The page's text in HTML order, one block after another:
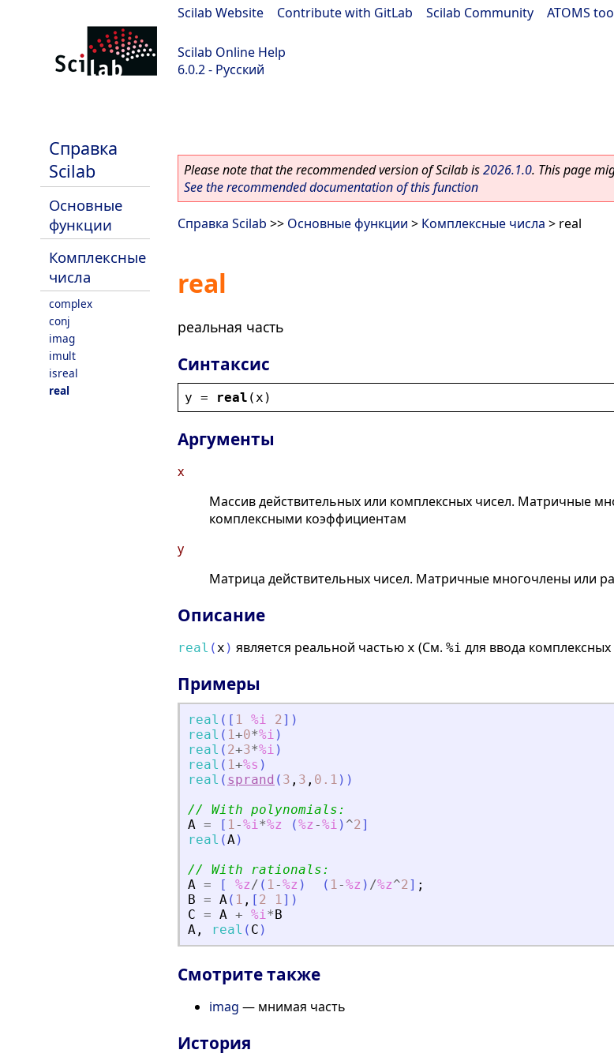
Scilab Website Contribute with GitLab Scilab Community ATOMS
Scilab Online Help
6.0.2 - Русский
Справка
Scilab
Основные
функции
Комплексные
числа
complex
conj
imag
imult
isreal
real
Please note that the recommended version of Scilab is2026.1.0. This page
See the recommended documentation of this function
Справка Scilab >> Основные функции > Комплексные числа > real
real
реальная часть
Синтаксис
y = real ( x )
Аргументы
x
Массив действительных или комплексных чисел. Матричные
комплексными коэффициентам
y
Матрица действительных чисел. Матричные многочлены или
Описание
real (x ) является реальной частью x (См. %i для ввода комплексных
Примеры
real ( [ 1 %i 2] )
real ( 1+0*%i )
real ( 2+3*%i )
real ( 1+%s )
real ( sprand ( 3 , 3 , 0.1 ) )
// With polynomials:
A = [ 1-%i*%z (%z -%i ) ^2]
real (A)
// With rationals:
A = [ %z/ ( 1-%z ) ( 1-%z ) /%z^2] ;
B = A( 1 , [ 2 1] )
C = A + %i*B
A , real ( C )
Смотрите также
imag — мнимая часть
История